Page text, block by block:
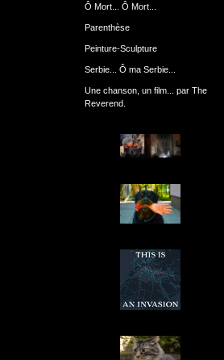
Ô Mort... Ô Mort...
Parenthèse
Peinture-Sculpture
Serbie... Ô ma Serbie...
Une chanson, un film... par The
Reverend.